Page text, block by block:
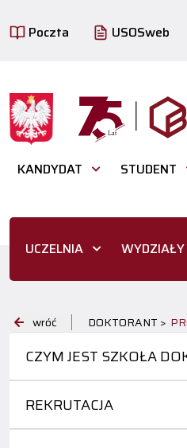
Poczta USOSweb
KANDYDAT STUDENT
UCZELNIA WYDZIAŁY
wróć DOKTORANT >
CZYM JEST SZKOŁA
REKRUTACJA